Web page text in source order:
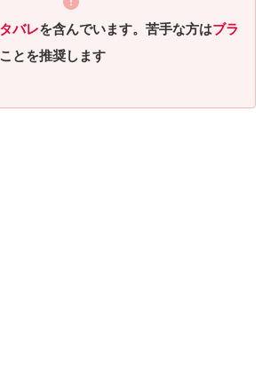
バレを含んでいます。苦手な方はブラ
とを推奨します